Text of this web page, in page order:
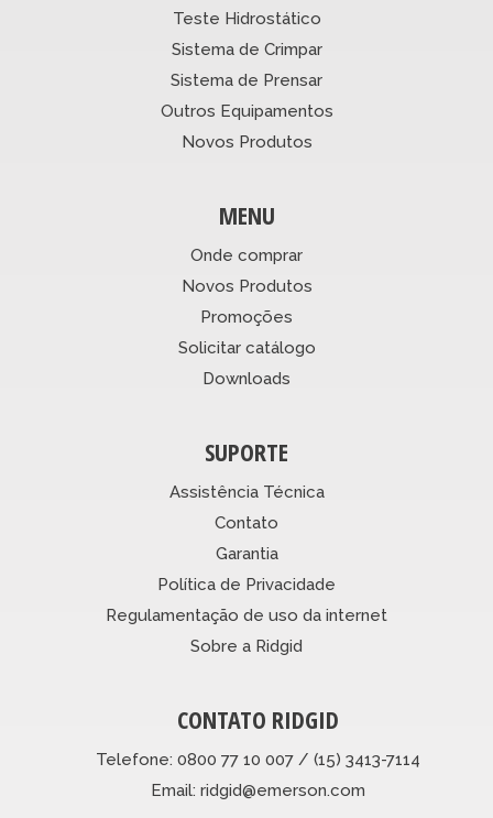
Teste Hidrostático
Sistema de Crimpar
Sistema de Prensar
Outros Equipamentos
Novos Produtos
MENU
Onde comprar
Novos Produtos
Promoções
Solicitar catálogo
Downloads
SUPORTE
Assistência Técnica
Contato
Garantia
Política de Privacidade
Regulamentação de uso da internet
Sobre a Ridgid
CONTATO RIDGID
Telefone: 0800 77 10 007 / (15) 3413-7114
Email: ridgid@emerson.com